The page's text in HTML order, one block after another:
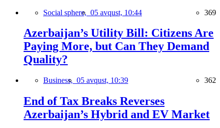
Social sphere, 05 avqust, 10:44 369
Azerbaijan’s Utility Bill: Citizens Are
Paying More, but Can They Demand
Quality?
Business, 05 avqust, 10:39 362
End of Tax Breaks Reverses
Azerbaijan’s Hybrid and EV Market